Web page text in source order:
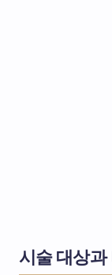
시술 대상과